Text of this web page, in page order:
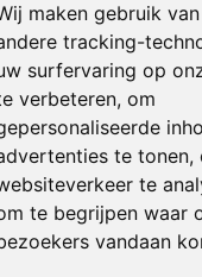
maken gebruik
tracking-
surfervaring op
verbeteren, om
te tonen,
te
te begrijpen waar
vandaan
De Rekels